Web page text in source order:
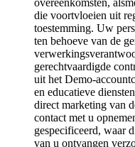
overeenkomsten,
die voortvloeien uit
toestemming. Uw
ten behoeve van de
gerechtvaardigde
uit het Demo-
en educatieve
direct marketing van
contact met u
gespecificeerd, waar
van u ontvangen